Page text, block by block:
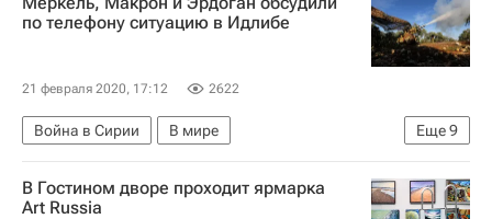
по телефону ситуацию в Идлибе
21 февраля 2020, 17:12 2622
Еще9
Война в Сирии
В мире
Реджеп Тайип Эрдоган
Сирия
Турция
Германия
Франция
Ангела Меркель
В Гостином дворе проходит ярмарка
Art Russia